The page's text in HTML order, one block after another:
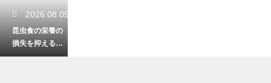
2026.08.09
昆虫食の栄養の
損失を抑える最
適な保存とは？